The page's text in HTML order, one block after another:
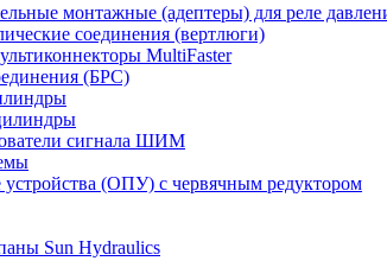
монтажные (адептеры) для реле
соединения (вертлюги)
MultiFaster
(БРС)
сигнала ШИМ
(ОПУ) с червячным редуктором
Sun Hydraulics